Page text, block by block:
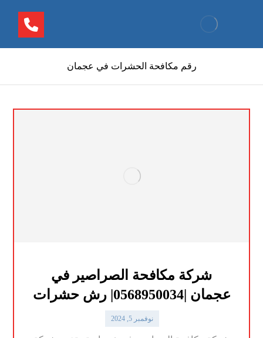
رقم مكافحة الحشرات في عجمان
شركة مكافحة الصراصير في
عجمان |0568950034| رش حشرات
نوفمبر 5, 2024